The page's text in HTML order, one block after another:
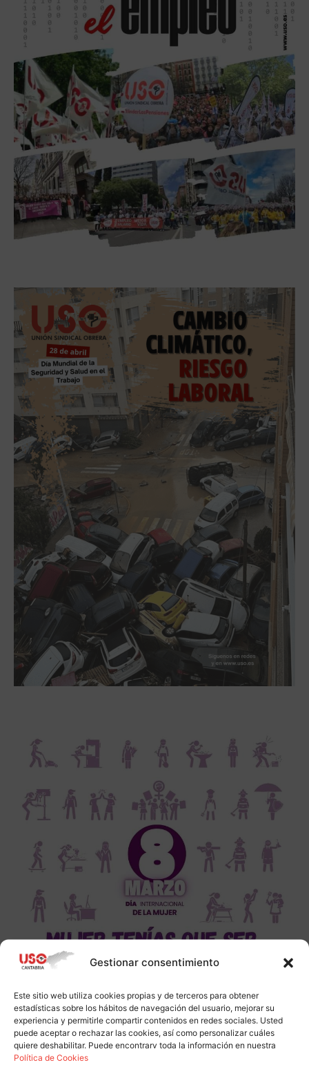
Gestionar consentimiento
Este sitio web utiliza cookies propias y de terceros para obtener
estadísticas sobre los hábitos de navegación del usuario, mejorar su
experiencia y permitirle compartir contenidos en redes sociales. Usted
puede aceptar o rechazar las cookies, así como personalizar cuáles
quiere deshabilitar. Puede encontrarv toda la información en nuestra
Política de Cookies